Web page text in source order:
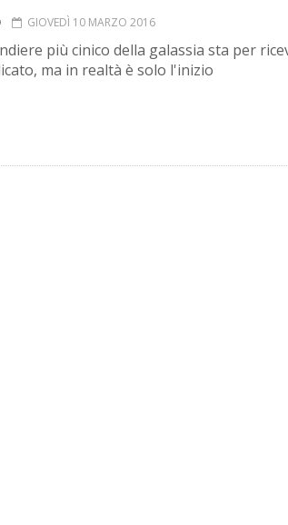
GIOVEDÌ 10 MARZO 2016
più cinico della galassia sta per
ma in realtà è solo l'inizio